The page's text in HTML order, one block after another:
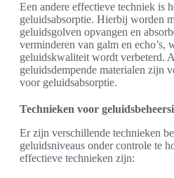
Een andere effectieve techniek is
geluidsabsorptie. Hierbij worden
geluidsgolven opvangen en
verminderen van galm en echo’s,
geluidskwaliteit wordt verbeterd.
geluidsdempende materialen zijn
voor geluidsabsorptie.
Technieken voor
Er zijn verschillende technieken
geluidsniveaus onder controle te
effectieve technieken zijn: